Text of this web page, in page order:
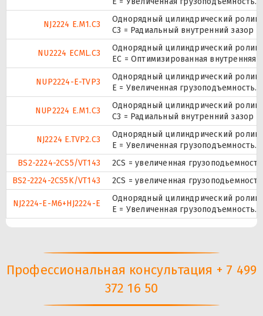
NJ2224 E.M1.C3
Однорядный цилиндрический
C3 = Радиальный внутренний зазор
NU2224 ECML.C3
Однорядный цилиндрический
EC = Оптимизированная
NUP2224-E-TVP3
Однорядный цилиндрический
E = Увеличенная
NUP2224 E.M1.C3
Однорядный цилиндрический
C3 = Радиальный внутренний зазор
NJ2224 E.TVP2.C3
Однорядный цилиндрический
E = Увеличенная
BS2-2224-2CS5/VT143
2CS = увеличенная
BS2-2224-2CS5K/VT143
2CS = увеличенная
NJ2224-E-M6+HJ2224-E
Однорядный цилиндрический
E = Увеличенная
Профессиональная консультация + 7 499
372 16 50